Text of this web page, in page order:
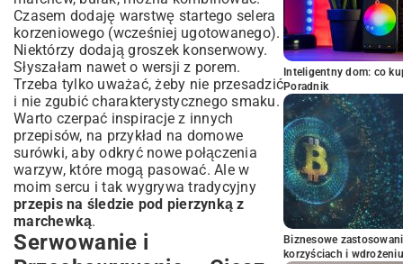
Czasem dodaję warstwę startego selera
korzeniowego (wcześniej ugotowanego).
Niektórzy dodają groszek konserwowy.
Słyszałam nawet o wersji z porem.
Trzeba tylko uważać, żeby nie przesadzić
i nie zgubić charakterystycznego smaku.
Warto czerpać inspiracje z innych
przepisów, na przykład na domowe
surówki, aby odkryć nowe połączenia
warzyw, które mogą pasować. Ale w
moim sercu i tak wygrywa tradycyjny
przepis na śledzie pod pierzynką z
marchewką.
Serwowanie i
Inteligentny dom: co
Poradnik
Biznesowe
korzyściach i wdrożeniu